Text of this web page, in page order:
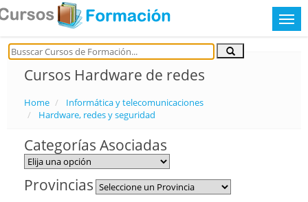
Cursos Hardware de redes
Home
Informática y telecomunicaciones
Hardware, redes y seguridad
Categorías Asociadas
Provincias